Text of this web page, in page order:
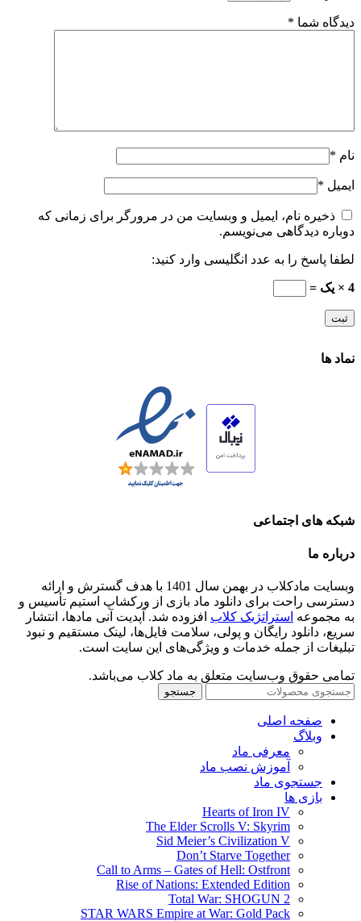
دیدگاه شما *
نام *
ایمیل *
ذخیره نام، ایمیل و وبسایت من در مرورگر برای زمانی که
دوباره دیدگاهی می‌نویسم.
لطفا پاسخ را به عدد انگلیسی وارد کنید:
4 × یک =
نماد ها
شبکه های اجتماعی
درباره ما
وبسایت مادکلاب در بهمن سال 1401 با هدف گسترش و ارائه
دسترسی راحت برای دانلود ماد بازی از ورکشاپ استیم تأسیس و
به مجموعه استراتژیک کلاب افزوده شد. آپدیت آنی مادها، انتشار
سریع، دانلود رایگان و پولی، سلامت فایل‌ها، لینک مستقیم و نبود
تبلیغات از جمله خدمات و ویژگی‌های این سایت است.
تمامی حقوق وب‌سایت متعلق به ماد کلاب می‌باشد.
جستجو
صفحه اصلی
وبلاگ
معرفی ماد
آموزش نصب ماد
جستجوی ماد
بازی ها
Hearts of Iron IV
The Elder Scrolls V: Skyrim
Sid Meier’s Civilization V
Don’t Starve Together
Call to Arms – Gates of Hell: Ostfront
Rise of Nations: Extended Edition
Total War: SHOGUN 2
STAR WARS Empire at War: Gold Pack